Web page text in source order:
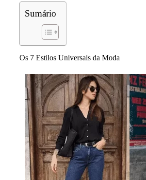
Sumário
Os 7 Estilos Universais da Moda